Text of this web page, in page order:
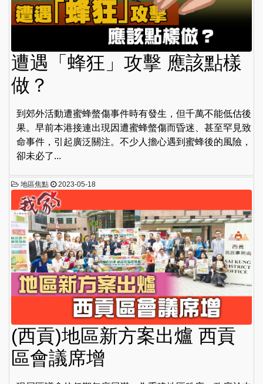
遭遇「蜂狂」攻擊 應該點樣
做？
到郊外活動遭蜜蜂螫傷事件時有發生，但千萬不能低估後
果。早前本港接連出現因遭蜜蜂螫傷而昏迷、甚至罕見致
命事件，引起廣泛關注。不少人擔心遇到蜜蜂後的風險，
卻未必了...
地區焦點 2023-05-18
(西貢)地區新方案出爐 西貢
區會議席增